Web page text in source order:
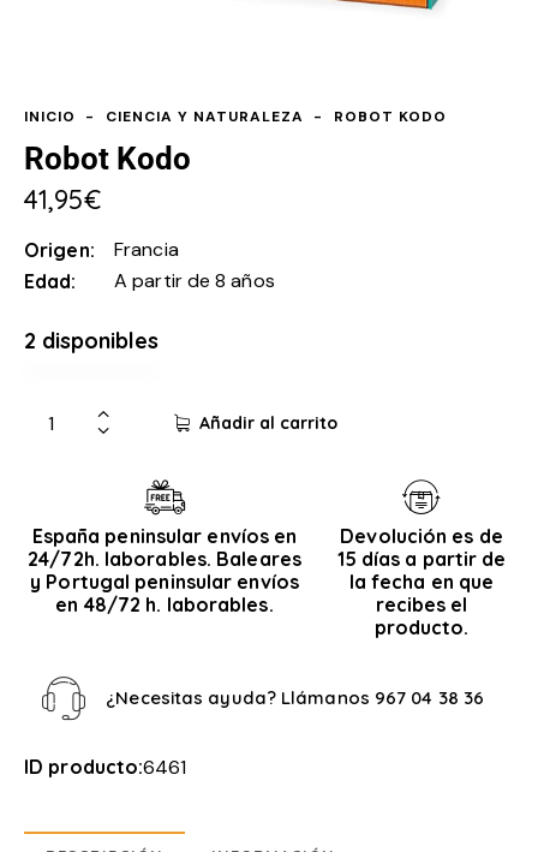
INICIO CIENCIA Y NATURALEZA ROBOT KODO
Robot Kodo
41,95€
Origen Francia
Edad A partir de 8 años
2 disponibles
Añadir al carrito
España peninsular envíos en
24/72h. laborables. Baleares
y Portugal peninsular envíos
en 48/72 h. laborables.
Devolución es de
15 días a partir de
la fecha en que
recibes el
producto.
¿Necesitas ayuda? Llámanos 967 04 38 36
ID producto:6461